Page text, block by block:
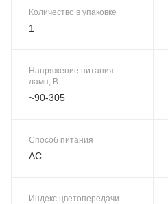
Количество в упаковке
1
Напряжение питания
ламп, В
~90-305
Способ питания
AC
Индекс цветопередачи